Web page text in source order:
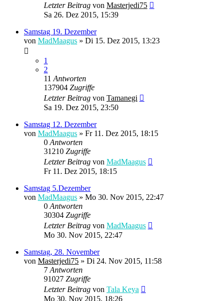
Letzter Beitrag von Masterjedi75
Sa 26. Dez 2015, 15:39
Samstag 19. Dezember
von MadMaagus » Di 15. Dez 2015, 13:23
1
2
11 Antworten
137904 Zugriffe
Letzter Beitrag von Tamanegi
Sa 19. Dez 2015, 23:50
Samstag 12. Dezember
von MadMaagus » Fr 11. Dez 2015, 18:15
0 Antworten
31210 Zugriffe
Letzter Beitrag von MadMaagus
Fr 11. Dez 2015, 18:15
Samstag 5.Dezember
von MadMaagus » Mo 30. Nov 2015, 22:47
0 Antworten
30304 Zugriffe
Letzter Beitrag von MadMaagus
Mo 30. Nov 2015, 22:47
Samstag, 28. November
von Masterjedi75 » Di 24. Nov 2015, 11:58
7 Antworten
91027 Zugriffe
Letzter Beitrag von Tala Keya
Mo 30. Nov 2015, 18:26